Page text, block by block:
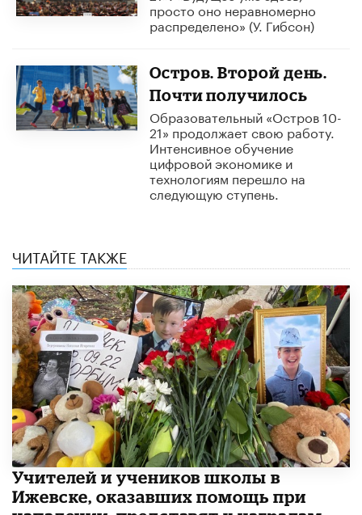
просто оно неравномерно
распределено» (У. Гибсон)
Остров. Второй день.
Почти получилось
Образовательный «Остров 10-
21» продолжает свою работу.
Интенсивное обучение
цифровой экономике и
технологиям перешло на
следующую ступень.
ЧИТАЙТЕ ТАКЖЕ
​Учителей и учеников школы в
Ижевске, оказавших помощь при